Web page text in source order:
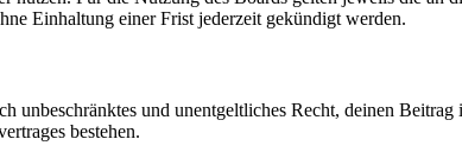
Einhaltung einer Frist jederzeit gekündigt werden.
und unentgeltliches Recht, deinen Beitrag
bestehen.